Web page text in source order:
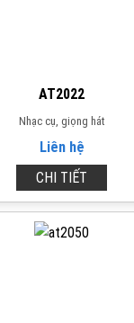
AT2022
Nhạc cụ, giọng hát
Liên hệ
CHI TIẾT